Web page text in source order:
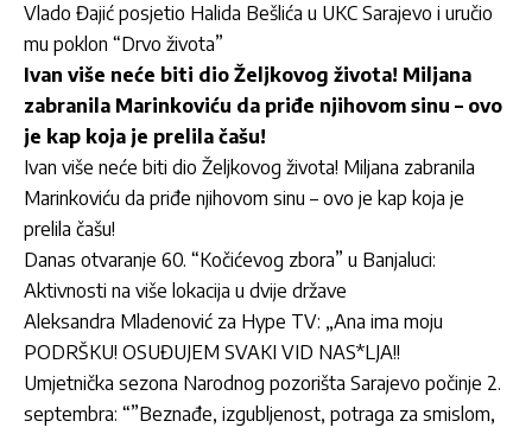
Vlado Đajić posjetio Halida Bešlića u UKC Sarajevo i uručio
mu poklon “Drvo života”
Ivan više neće biti dio Željkovog života! Miljana
zabranila Marinkoviću da priđe njihovom sinu – ovo
je kap koja je prelila čašu!
Ivan više neće biti dio Željkovog života! Miljana zabranila
Marinkoviću da priđe njihovom sinu – ovo je kap koja je
prelila čašu!
Danas otvaranje 60. “Kočićevog zbora” u Banjaluci:
Aktivnosti na više lokacija u dvije države
Aleksandra Mladenović za Hype TV: „Ana ima moju
PODRŠKU! OSUĐUJEM SVAKI VID NAS*LJA!!
Umjetnička sezona Narodnog pozorišta Sarajevo počinje 2.
septembra: “”Beznađe, izgubljenost, potraga za smislom,